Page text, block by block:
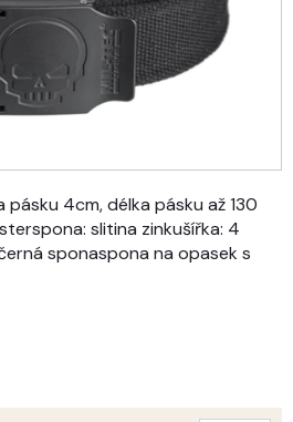
pásku 4cm, délka pásku až 130
slitina zinkušířka: 4
sponaspona na opasek s